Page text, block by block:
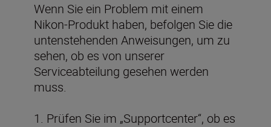
Wenn Sie ein Problem mit einem
Nikon-Produkt haben, befolgen Sie die
untenstehenden Anweisungen, um zu
sehen, ob es von unserer
Serviceabteilung gesehen werden
muss.
1. Prüfen Sie im „Supportcenter“, ob es